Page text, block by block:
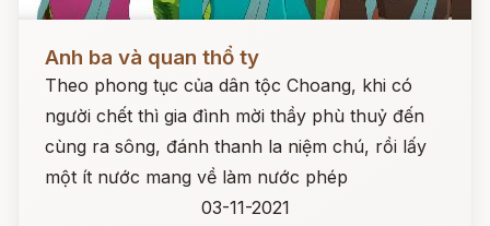
Anh ba và quan thổ ty
Theo phong tục của dân tộc Choang, khi có
người chết thì gia đình mời thầy phù thuỷ đến
cùng ra sông, đánh thanh la niệm chú, rồi lấy
một ít nước mang về làm nước phép
03-11-2021